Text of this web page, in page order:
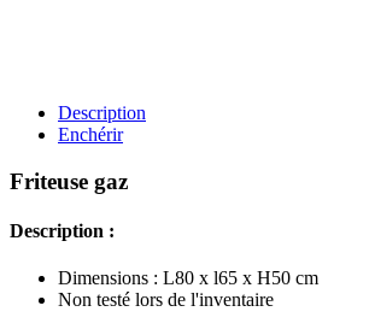
Description
Enchérir
Friteuse gaz
Description :
Dimensions : L80 x l65 x H50 cm
Non testé lors de l'inventaire